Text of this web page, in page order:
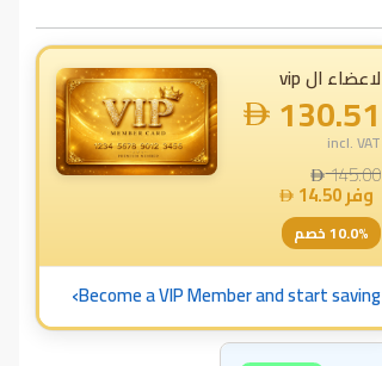
لاعضاء ال vip
130.51
incl. VAT
145.00
وفر14.50
10.0% خصم
Become a VIP Member and start saving
›